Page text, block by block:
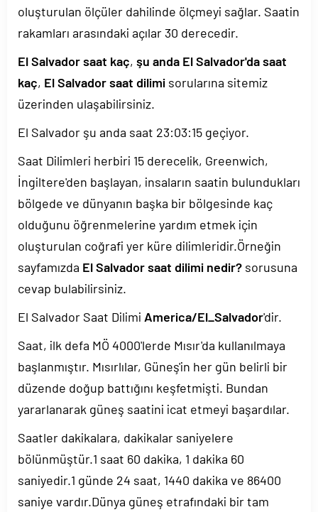
oluşturulan ölçüler dahilinde ölçmeyi sağlar. Saatin
rakamları arasındaki açılar 30 derecedir.
El Salvador saat kaç, şu anda El Salvador'da saat
kaç, El Salvador saat dilimi sorularına sitemiz
üzerinden ulaşabilirsiniz.
El Salvador şu anda saat 23:03:15 geçiyor.
Saat Dilimleri herbiri 15 derecelik, Greenwich,
İngiltere'den başlayan, insaların saatin bulundukları
bölgede ve dünyanın başka bir bölgesinde kaç
olduğunu öğrenmelerine yardım etmek için
oluşturulan coğrafi yer küre dilimleridir.Örneğin
sayfamızda El Salvador saat dilimi nedir? sorusuna
cevap bulabilirsiniz.
El Salvador Saat Dilimi America/El_Salvador'dir.
Saat, ilk defa MÖ 4000'lerde Mısır'da kullanılmaya
başlanmıştır. Mısırlılar, Güneş'in her gün belirli bir
düzende doğup battığını keşfetmişti. Bundan
yararlanarak güneş saatini icat etmeyi başardılar.
Saatler dakikalara, dakikalar saniyelere
bölünmüştür.1 saat 60 dakika, 1 dakika 60
saniyedir.1 günde 24 saat, 1440 dakika ve 86400
saniye vardır.Dünya güneş etrafındaki bir tam